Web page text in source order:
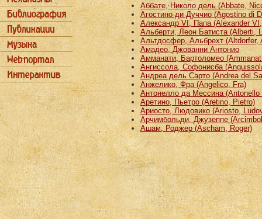
Аббате, Николо дель (Abbate,
Агостино ди Дуччио (Agostino di
Александр VI, Папа (Alexander
Альберти, Леон Батиста (Alberti,
Альтдосфер, Альбрехт (Altdorfer,
Амадео, Джованни Антонио
Амманати, Бартоломео
Ангиссола, Софонисба
Андреа дель Сарто (Andrea del
Анжелико, Фра (Angelico, Fra)
Антонелло да Мессина (Antonello
Аретино, Пьетро (Aretino, Pietro)
Ариосто, Людовико (Ariosto,
Арчимбольди, Джузеппе
Ашам, Роджер (Ascham, Roger)